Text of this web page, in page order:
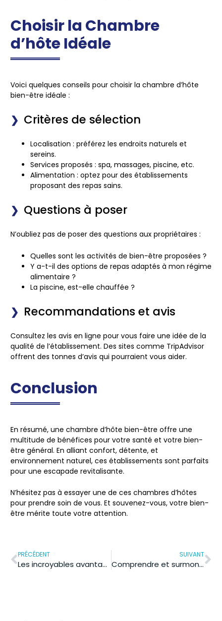
Choisir la Chambre
d’hôte Idéale
Voici quelques conseils pour choisir la chambre d’hôte
bien-être idéale :
Critères de sélection
Localisation : préférez les endroits naturels et
sereins.
Services proposés : spa, massages, piscine, etc.
Alimentation : optez pour des établissements
proposant des repas sains.
Questions à poser
N’oubliez pas de poser des questions aux propriétaires :
Quelles sont les activités de bien-être proposées ?
Y a-t-il des options de repas adaptés à mon régime
alimentaire ?
La piscine, est-elle chauffée ?
Recommandations et avis
Consultez les avis en ligne pour vous faire une idée de la
qualité de l’établissement. Des sites comme TripAdvisor
offrent des tonnes d’avis qui pourraient vous aider.
Conclusion
En résumé, une chambre d’hôte bien-être offre une
multitude de bénéfices pour votre santé et votre bien-
être général. En alliant confort, détente, et
environnement naturel, ces établissements sont parfaits
pour une escapade revitalisante.
N’hésitez pas à essayer une de ces chambres d’hôtes
pour prendre soin de vous. Et souvenez-vous, votre bien-
être mérite toute votre attention.
PRÉCÉDENT
Les incroyables avantages de l’hypnose dans le domaine médical
SUIVANT
Comprendre et surmonter la compulsion alimentaire émotionnelle